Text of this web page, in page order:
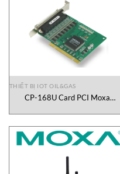
THIẾT BỊ IOT OIL&GAS
CP-168U Card PCI Moxa